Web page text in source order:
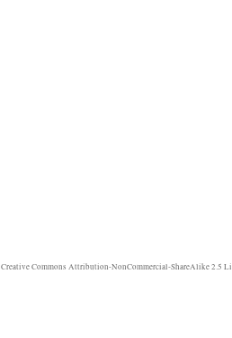
Creative Commons Attribution-NonCommercial-ShareAlike 2.5